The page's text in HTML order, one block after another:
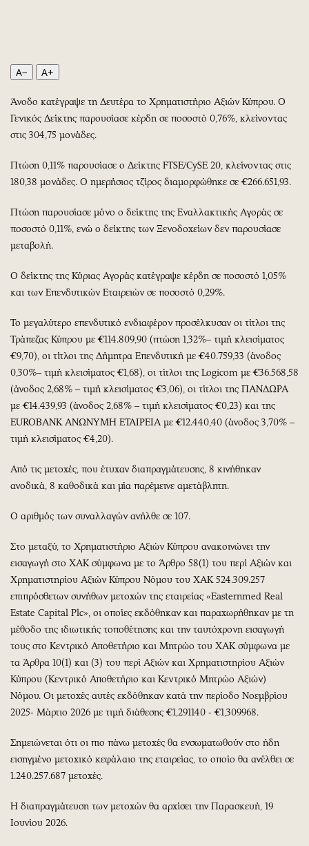
Παράξενα
Πολιτισμός
Σινεμά
Θέατρο-Χορός
Μουσική
Εικαστικά
Βιβλίο
Wine routes
Podcasts
Προσφορές
Προσωπικότητες στην ''Κ''
A− A+
Άνοδο κατέγραψε τη Δευτέρα το Χρηματιστήριο Αξιών Κύπρου. Ο
Γενικός Δείκτης παρουσίασε κέρδη σε ποσοστό 0,76%, κλείνοντας
στις 304,75 μονάδες.
Πτώση 0,11% παρουσίασε ο Δείκτης FTSE/CySE 20, κλείνοντας στις
180,38 μονάδες. Ο ημερήσιος τζίρος διαμορφώθηκε σε €266.651,93.
Πτώση παρουσίασε μόνο ο δείκτης της Εναλλακτικής Αγοράς σε
ποσοστό 0,11%, ενώ ο δείκτης των Ξενοδοχείων δεν παρουσίασε
μεταβολή.
Ο δείκτης της Κύριας Αγοράς κατέγραψε κέρδη σε ποσοστό 1,05%
και των Επενδυτικών Εταιρειών σε ποσοστό 0,29%.
Το μεγαλύτερο επενδυτικό ενδιαφέρον προσέλκυσαν οι τίτλοι της
Τράπεζας Κύπρου με €114.809,90 (πτώση 1,32%– τιμή κλεισίματος
€9,70), οι τίτλοι της Δήμητρα Επενδυτική με €40.759,33 (άνοδος
0,30%– τιμή κλεισίματος €1,68), οι τίτλοι της Logicom με €36.568,58
(άνοδος 2,68% – τιμή κλεισίματος €3,06), οι τίτλοι της ΠΑΝΔΩΡΑ
με €14.439,93 (άνοδος 2,68% – τιμή κλεισίματος €0,23) και της
EUROBANK ΑΝΩΝΥΜΗ ΕΤΑΙΡΕΙΑ με €12.440,40 (άνοδος 3,70% –
τιμή κλεισίματος €4,20).
Από τις μετοχές, που έτυχαν διαπραγμάτευσης, 8 κινήθηκαν
ανοδικά, 8 καθοδικά και μία παρέμεινε αμετάβλητη.
Ο αριθμός των συναλλαγών ανήλθε σε 107.
Στο μεταξύ, το Χρηματιστήριο Αξιών Κύπρου ανακοινώνει την
εισαγωγή στο ΧΑΚ σύμφωνα με το Άρθρο 58(1) του περί Αξιών και
Χρηματιστηρίου Αξιών Κύπρου Νόμου του ΧΑΚ 524.309.257
επιπρόσθετων συνήθων μετοχών της εταιρείας «Easternmed Real
Estate Capital Plc», οι οποίες εκδόθηκαν και παραχωρήθηκαν με τη
μέθοδο της ιδιωτικής τοποθέτησης και την ταυτόχρονη εισαγωγή
τους στο Κεντρικό Αποθετήριο και Μητρώο του ΧΑΚ σύμφωνα με
τα Άρθρα 10(1) και (3) του περί Αξιών και Χρηματιστηρίου Αξιών
Κύπρου (Κεντρικό Αποθετήριο και Κεντρικό Μητρώο Αξιών)
Νόμου. Οι μετοχές αυτές εκδόθηκαν κατά την περίοδο Νοεμβρίου
2025- Μάρτιο 2026 με τιμή διάθεσης €1,291140 - €1,309968.
Σημειώνεται ότι οι πιο πάνω μετοχές θα ενσωματωθούν στο ήδη
εισηγμένο μετοχικό κεφάλαιο της εταιρείας, το οποίο θα ανέλθει σε
1.240.257.687 μετοχές.
Η διαπραγμάτευση των μετοχών θα αρχίσει την Παρασκευή, 19
Ιουνίου 2026.